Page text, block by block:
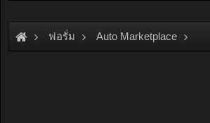
ฟอรั่ม Auto Marketplace